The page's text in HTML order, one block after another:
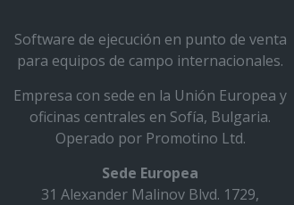
Software de ejecución en punto de venta
para equipos de campo internacionales.
Empresa con sede en la Unión Europea y
oficinas centrales en Sofía, Bulgaria.
Operado por Promotino Ltd.
Sede Europea
31 Alexander Malinov Blvd. 1729,